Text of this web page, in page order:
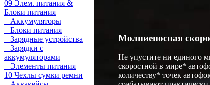
09 Элем. питания &
Блоки питания
Аккумуляторы
Блоки питания
Зарядные устройства
Зарядки с
аккумуляторами
Элементы питания
10 Чехлы сумки ремни
Молниеносная
Не упустите ни единого
скоростной в мире*
количеству* точек